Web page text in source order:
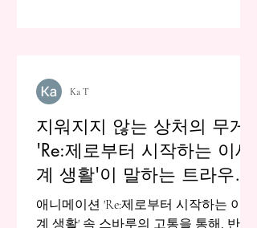
지워지지 않는 상처의 무게:
'Re:제로부터 시작하는 이세
계 생활'이 말하는 트라우마
의 실체
애니메이션 'Re:제로부터 시작하는 이세
계 생활' 속 스바루의 고통을 통해, 반복
Ka T